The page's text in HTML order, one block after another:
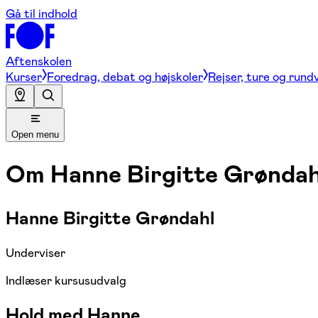
Gå til indhold
Aftenskolen
Kurser Foredrag, debat og højskoler Rejser, ture og
Open menu
Om Hanne Birgitte
Hanne Birgitte Grøndahl
Underviser
Indlæser kursusudvalg